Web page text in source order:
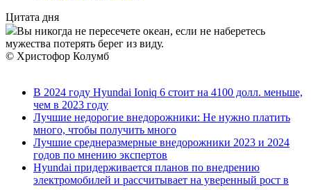
Цитата дня
Вы никогда не пересечете океан, если не наберетесь
мужества потерять берег из виду.
© Христофор Колумб
В 2024 году Hyundai Ioniq 6 стоит на 4100 долл. меньше,
чем в 2023 году
Лучшие недорогие внедорожники: Не нужно платить
много, чтобы получить много
Лучшие среднеразмерные внедорожники 2023 и 2024
годов по мнению экспертов
Hyundai придерживается планов по внедрению
электромобилей и рассчитывает на уверенный рост в